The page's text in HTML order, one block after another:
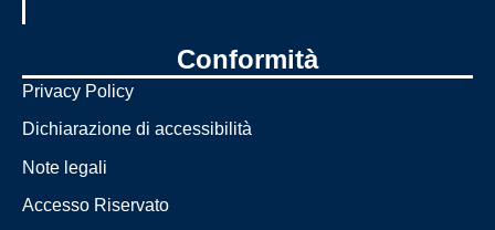
Conformità
Privacy Policy
Dichiarazione di accessibilità
Note legali
Accesso Riservato